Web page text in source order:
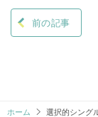
投
ビ
前の記事
ホーム
選択的シング